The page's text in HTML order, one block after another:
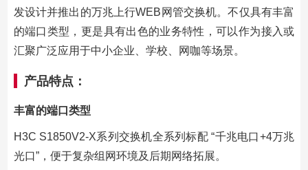
发设计并推出的万兆上行WEB网管交换机。不仅具有丰富
的端口类型，更是具有出色的业务特性，可以作为接入或
汇聚广泛应用于中小企业、学校、网咖等场景。
产品特点：
丰富的端口类型
H3C S1850V2-X系列交换机全系列标配 “千兆电口+4万兆
光口”，便于复杂组网环境及后期网络拓展。